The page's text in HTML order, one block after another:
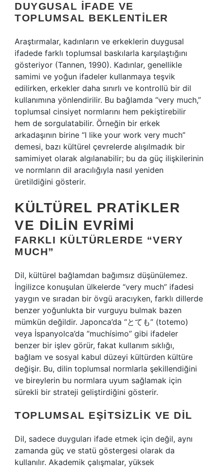
DUYGUSAL İFADE VE
TOPLUMSAL BEKLENTILER
Araştırmalar, kadınların ve erkeklerin duygusal
ifadede farklı toplumsal baskılarla karşılaştığını
gösteriyor (Tannen, 1990). Kadınlar, genellikle
samimi ve yoğun ifadeler kullanmaya teşvik
edilirken, erkekler daha sınırlı ve kontrollü bir dil
kullanımına yönlendirilir. Bu bağlamda “very much,”
toplumsal cinsiyet normlarını hem pekiştirebilir
hem de sorgulatabilir. Örneğin bir erkek
arkadaşının birine “I like your work very much”
demesi, bazı kültürel çevrelerde alışılmadık bir
samimiyet olarak algılanabilir; bu da güç ilişkilerinin
ve normların dil aracılığıyla nasıl yeniden
üretildiğini gösterir.
KÜLTÜREL PRATIKLER
VE DILIN EVRIMI
FARKLI KÜLTÜRLERDE “VERY
MUCH”
Dil, kültürel bağlamdan bağımsız düşünülemez.
İngilizce konuşulan ülkelerde “very much” ifadesi
yaygın ve sıradan bir övgü aracıyken, farklı dillerde
benzer yoğunlukta bir vurguyu bulmak bazen
mümkün değildir. Japonca’da “とても” (totemo)
veya İspanyolca’da “muchísimo” gibi ifadeler
benzer bir işlev görür, fakat kullanım sıklığı,
bağlam ve sosyal kabul düzeyi kültürden kültüre
değişir. Bu, dilin toplumsal normlarla şekillendiğini
ve bireylerin bu normlara uyum sağlamak için
sürekli bir strateji geliştirdiğini gösterir.
TOPLUMSAL EŞITSIZLIK VE DIL
Dil, sadece duyguları ifade etmek için değil, aynı
zamanda güç ve statü göstergesi olarak da
kullanılır. Akademik çalışmalar, yüksek